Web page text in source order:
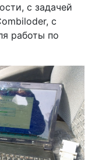
с задачей
с
работы по